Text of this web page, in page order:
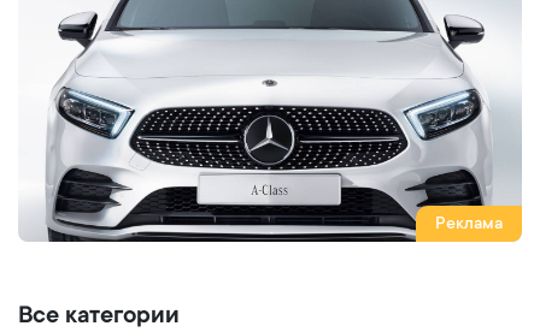
Реклама
Все категории